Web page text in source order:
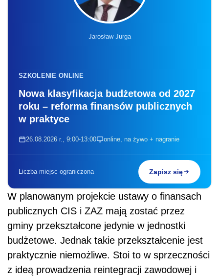
Jarosław Jurga
SZKOLENIE ONLINE
Nowa klasyfikacja budżetowa od 2027
roku – reforma finansów publicznych
w praktyce
26.08.2026 r., 9:00-13:00 online, na żywo + nagranie
Liczba miejsc ograniczona Zapisz się
W planowanym projekcie ustawy o finansach
publicznych CIS i ZAZ mają zostać przez
gminy przekształcone jedynie w jednostki
budżetowe. Jednak takie przekształcenie jest
praktycznie niemożliwe. Stoi to w sprzeczności
z ideą prowadzenia reintegracji zawodowej i